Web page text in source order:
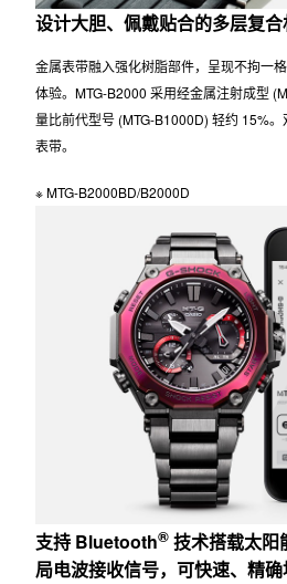
设计大胆、佩戴贴合的多层复
金属表带融入强化树脂部件，呈现不拘一
体验。MTG-B2000 采用经金属注射成型
量比前代型号 (MTG-B1000D) 轻约 15%
表带。
※ MTG-B2000BD/B2000D
支持 Bluetooth® 技术搭载太阳
局电波接收信号，可快速、精